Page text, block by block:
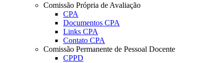
Comissão Própria de Avaliação
CPA
Documentos CPA
Links CPA
Contato CPA
Comissão Permanente de Pessoal Docente
CPPD